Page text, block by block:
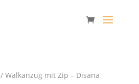
/ Walkanzug mit Zip – Disana